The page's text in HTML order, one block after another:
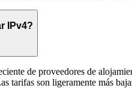
IPv4?
de proveedores de
tarifas son ligeramente más